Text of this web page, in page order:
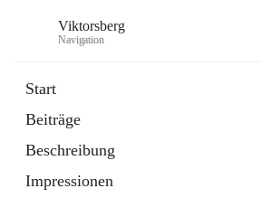
Viktorsberg
Navigation
Start
Beiträge
Beschreibung
Impressionen
1 Schnellzugriff
Bürgerservice